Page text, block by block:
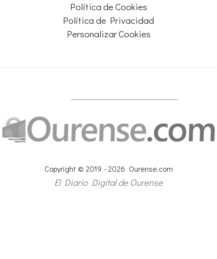
Política de Cookies
Política de Privacidad
Personalizar Cookies
Copyright © 2019 - 2026 Ourense.com
El Diario Digital de Ourense